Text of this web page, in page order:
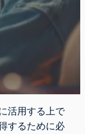
活用する上で
するために必